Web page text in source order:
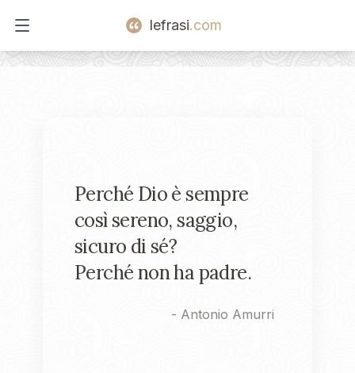
Open main menu
lefrasi.com
Perché Dio è sempre
così sereno, saggio,
sicuro di sé?
Perché non ha padre.
- Antonio Amurri